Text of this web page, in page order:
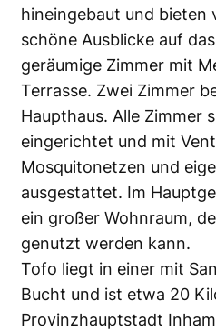
hineingebaut und bieten
schöne Ausblicke auf
geräumige Zimmer mit
Terrasse. Zwei Zimmer
Haupthaus. Alle Zimmer
eingerichtet und mit
Mosquitonetzen und
ausgestattet. Im
ein großer Wohnraum,
genutzt werden kann.
Tofo liegt in einer mit
Bucht und ist etwa 20
Provinzhauptstadt